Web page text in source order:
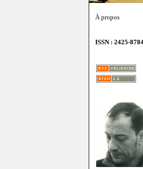
À propos
ISSN : 2425-